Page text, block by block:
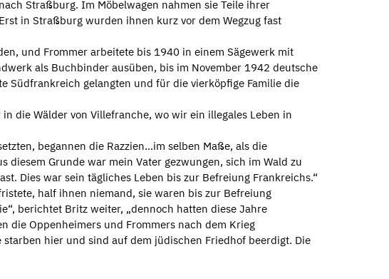
Straßburg. Im Möbelwagen nahmen sie Teile ihrer
in Straßburg wurden ihnen kurz vor dem Wegzug fast
und Frommer arbeitete bis 1940 in einem Sägewerk mit
als Buchbinder ausüben, bis im November 1942 deutsche
Südfrankreich gelangten und für die vierköpfige Familie die
die Wälder von Villefranche, wo wir ein illegales Leben in
begannen die Razzien…im selben Maße, als die
diesem Grunde war mein Vater gezwungen, sich im Wald zu
Dies war sein tägliches Leben bis zur Befreiung Frankreichs.“
half ihnen niemand, sie waren bis zur Befreiung
berichtet Britz weiter, „dennoch hatten diese Jahre
die Oppenheimers und Frommers nach dem Krieg
hier und sind auf dem jüdischen Friedhof beerdigt. Die